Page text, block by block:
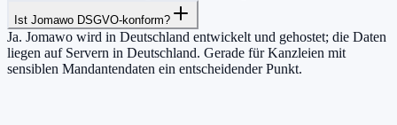
Ist Jomawo DSGVO-konform?
Ja. Jomawo wird in Deutschland entwickelt und gehostet; die Daten
liegen auf Servern in Deutschland. Gerade für Kanzleien mit
sensiblen Mandantendaten ein entscheidender Punkt.